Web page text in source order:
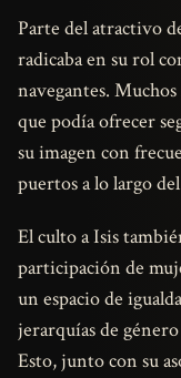
Parte del atractivo
radicaba en su rol
navegantes.
que podía ofrecer
su imagen con
puertos a lo largo
El culto a Isis
participación de
un espacio de
jerarquías de
Esto, junto con su